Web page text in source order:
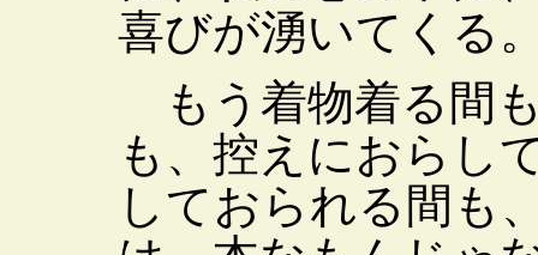
喜びが湧いてくる
もう着物着る間
も、控えにおらし
しておられる間も